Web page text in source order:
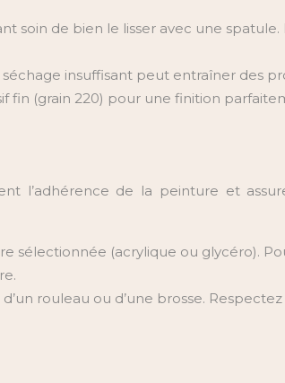
de bien le lisser avec une spatule.
insuffisant peut entraîner des
fin (grain 220) pour une finition
l’adhérence de la peinture et
sélectionnée (acrylique ou glycéro).
rouleau ou d’une brosse.